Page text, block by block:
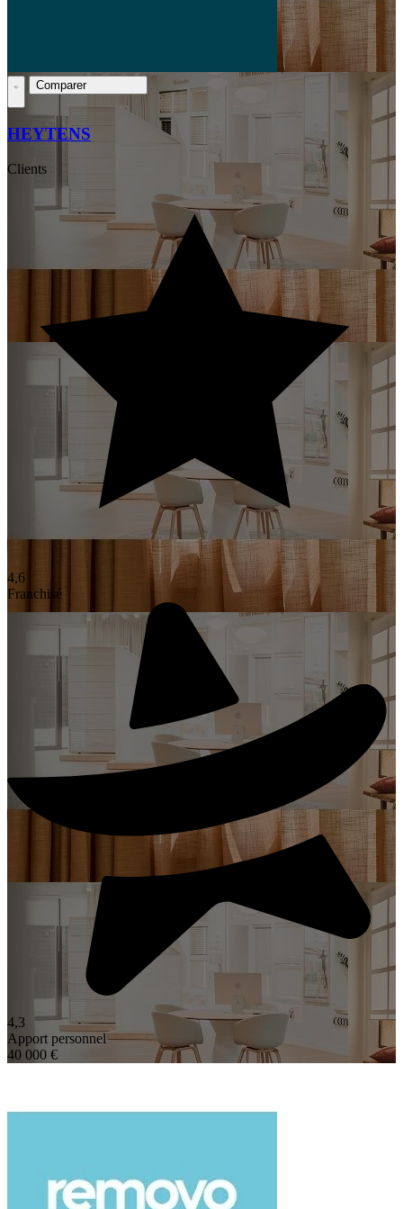
Comparer
HEYTENS
Clients
4,6
Franchisé
4,3
Apport personnel
40 000 €